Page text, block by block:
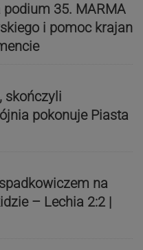
podium 35. MARMA
i pomoc krajan
skończyli
pokonuje Piasta
na
– Lechia 2:2 |